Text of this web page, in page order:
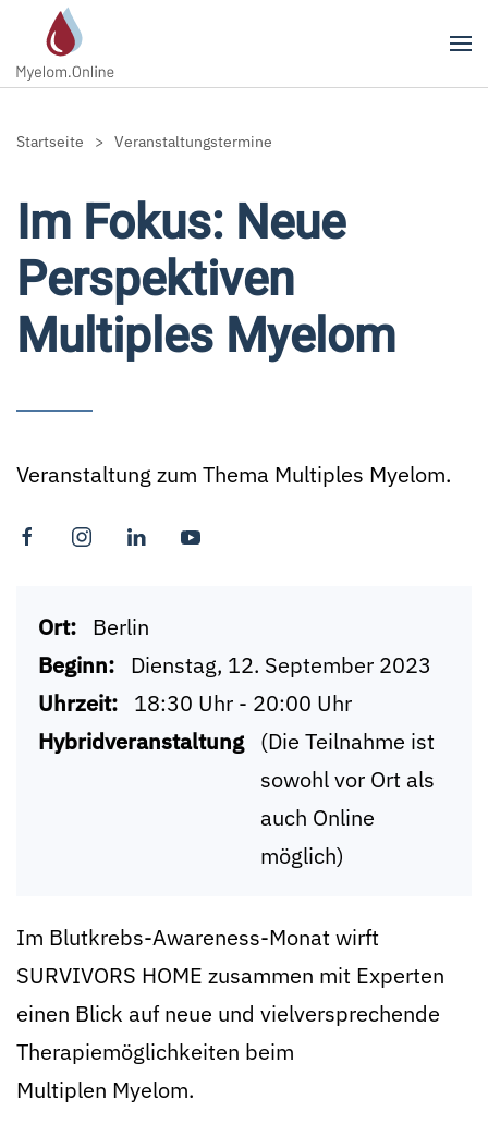
Zum Hauptinhalt springen
Startseite Veranstaltungstermine
Im Fokus: Neue
Perspek­tiven
Multiples Myelom
Veranstaltung zum Thema Multiples Myelom.
Ort: Berlin
Beginn: Dienstag, 12. September 2023
Uhrzeit: 18:30 Uhr - 20:00 Uhr
Hybridveranstaltung (Die Teilnahme ist
sowohl vor Ort als
auch Online
möglich)
Im Blutkrebs-Awareness-Monat wirft
SURVIVORS HOME zusammen mit Experten
einen Blick auf neue und viel­ver­sprechende
Therapie­möglich­keiten beim
Multiplen Myelom.